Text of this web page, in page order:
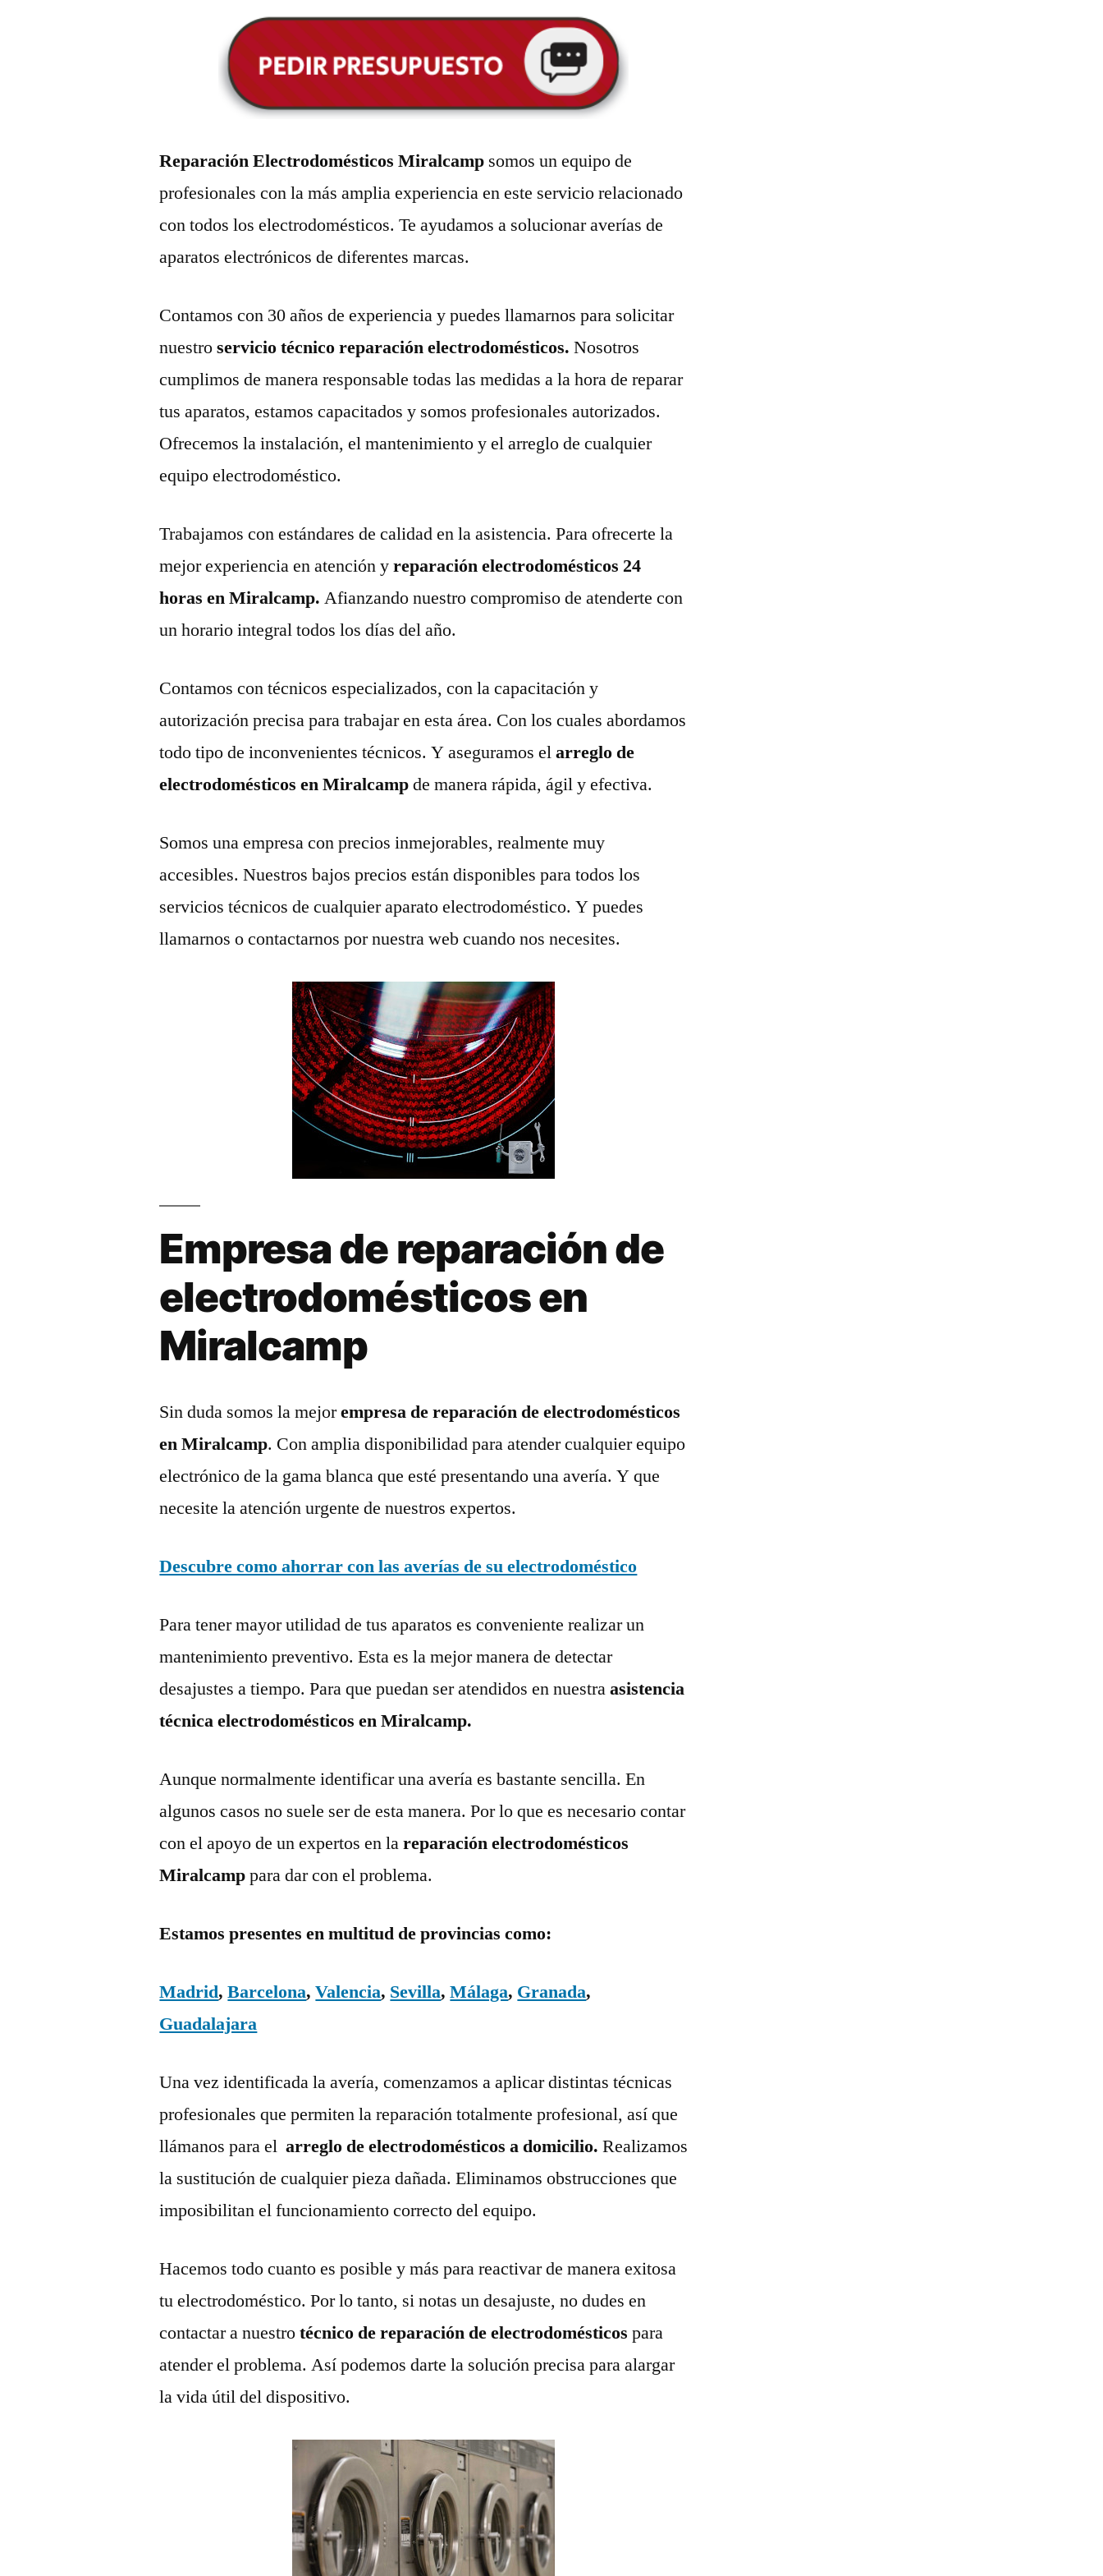
Reparación Electrodomésticos Miralcamp somos un equipo de
profesionales con la más amplia experiencia en este servicio relacionado
con todos los electrodomésticos. Te ayudamos a solucionar averías de
aparatos electrónicos de diferentes marcas.
Contamos con 30 años de experiencia y puedes llamarnos para solicitar
nuestroservicio técnico reparación electrodomésticos.Nosotros
cumplimos de manera responsable todas las medidas a la hora de reparar
tus aparatos, estamos capacitados y somos profesionales autorizados.
Ofrecemos la instalación, el mantenimiento y el arreglo de cualquier
equipo electrodoméstico.
Trabajamos con estándares de calidad en la asistencia. Para ofrecerte la
mejor experiencia en atención yreparación electrodomésticos 24
horas en Miralcamp.Afianzando nuestro compromiso de atenderte con
un horario integral todos los días del año.
Contamos con técnicos especializados, con la capacitación y
autorización precisa para trabajar en esta área. Con los cuales abordamos
todo tipo de inconvenientes técnicos. Y aseguramos elarreglo de
electrodomésticos en Miralcampde manera rápida, ágil y efectiva.
Somos una empresa con precios inmejorables, realmente muy
accesibles. Nuestros bajos precios están disponibles para todos los
servicios técnicos de cualquier aparato electrodoméstico. Y puedes
llamarnos o contactarnos por nuestra web cuando nos necesites.
Empresa de reparación de
electrodomésticos en
Miralcamp
Sin duda somos la mejorempresa de reparación de electrodomésticos
en Miralcamp. Con amplia disponibilidad para atender cualquier equipo
electrónico de la gama blanca que esté presentando una avería. Y que
necesite la atención urgente de nuestros expertos.
Descubre como ahorrar con las averías de su electrodoméstico
Para tener mayor utilidad de tus aparatos es conveniente realizar un
mantenimiento preventivo. Esta es la mejor manera de detectar
desajustes a tiempo. Para que puedan ser atendidos en nuestraasistencia
técnica electrodomésticos en Miralcamp.
Aunque normalmente identificar una avería es bastante sencilla. En
algunos casos no suele ser de esta manera. Por lo que es necesario contar
con el apoyo de un expertos en lareparación electrodomésticos
Miralcamppara dar con el problema.
Estamos presentes en multitud de provincias como:
Madrid,Barcelona,Valencia, Sevilla,Málaga, Granada,
Guadalajara
Una vez identificada la avería, comenzamos a aplicar distintas técnicas
profesionales que permiten la reparación totalmente profesional, así que
llámanos para el arreglo de electrodomésticos a domicilio.Realizamos
la sustitución de cualquier pieza dañada. Eliminamos obstrucciones que
imposibilitan el funcionamiento correcto del equipo.
Hacemos todo cuanto es posible y más para reactivar de manera exitosa
tu electrodoméstico. Por lo tanto, si notas un desajuste, no dudes en
contactar a nuestrotécnico de reparación de electrodomésticospara
atender el problema. Así podemos darte la solución precisa para alargar
la vida útil del dispositivo.